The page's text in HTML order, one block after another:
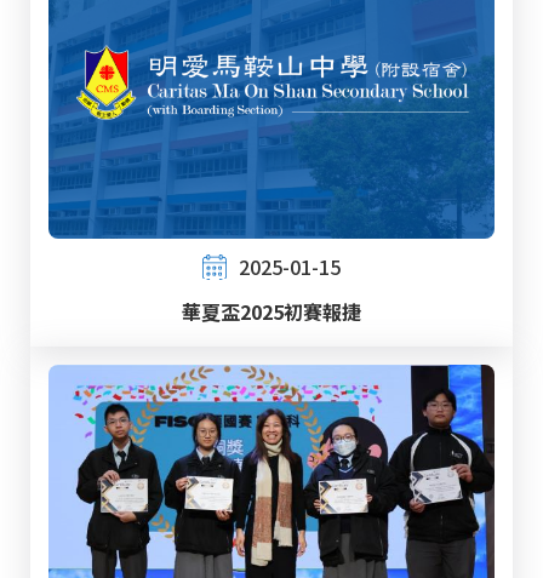
2025-01-15
華夏盃2025初賽報捷